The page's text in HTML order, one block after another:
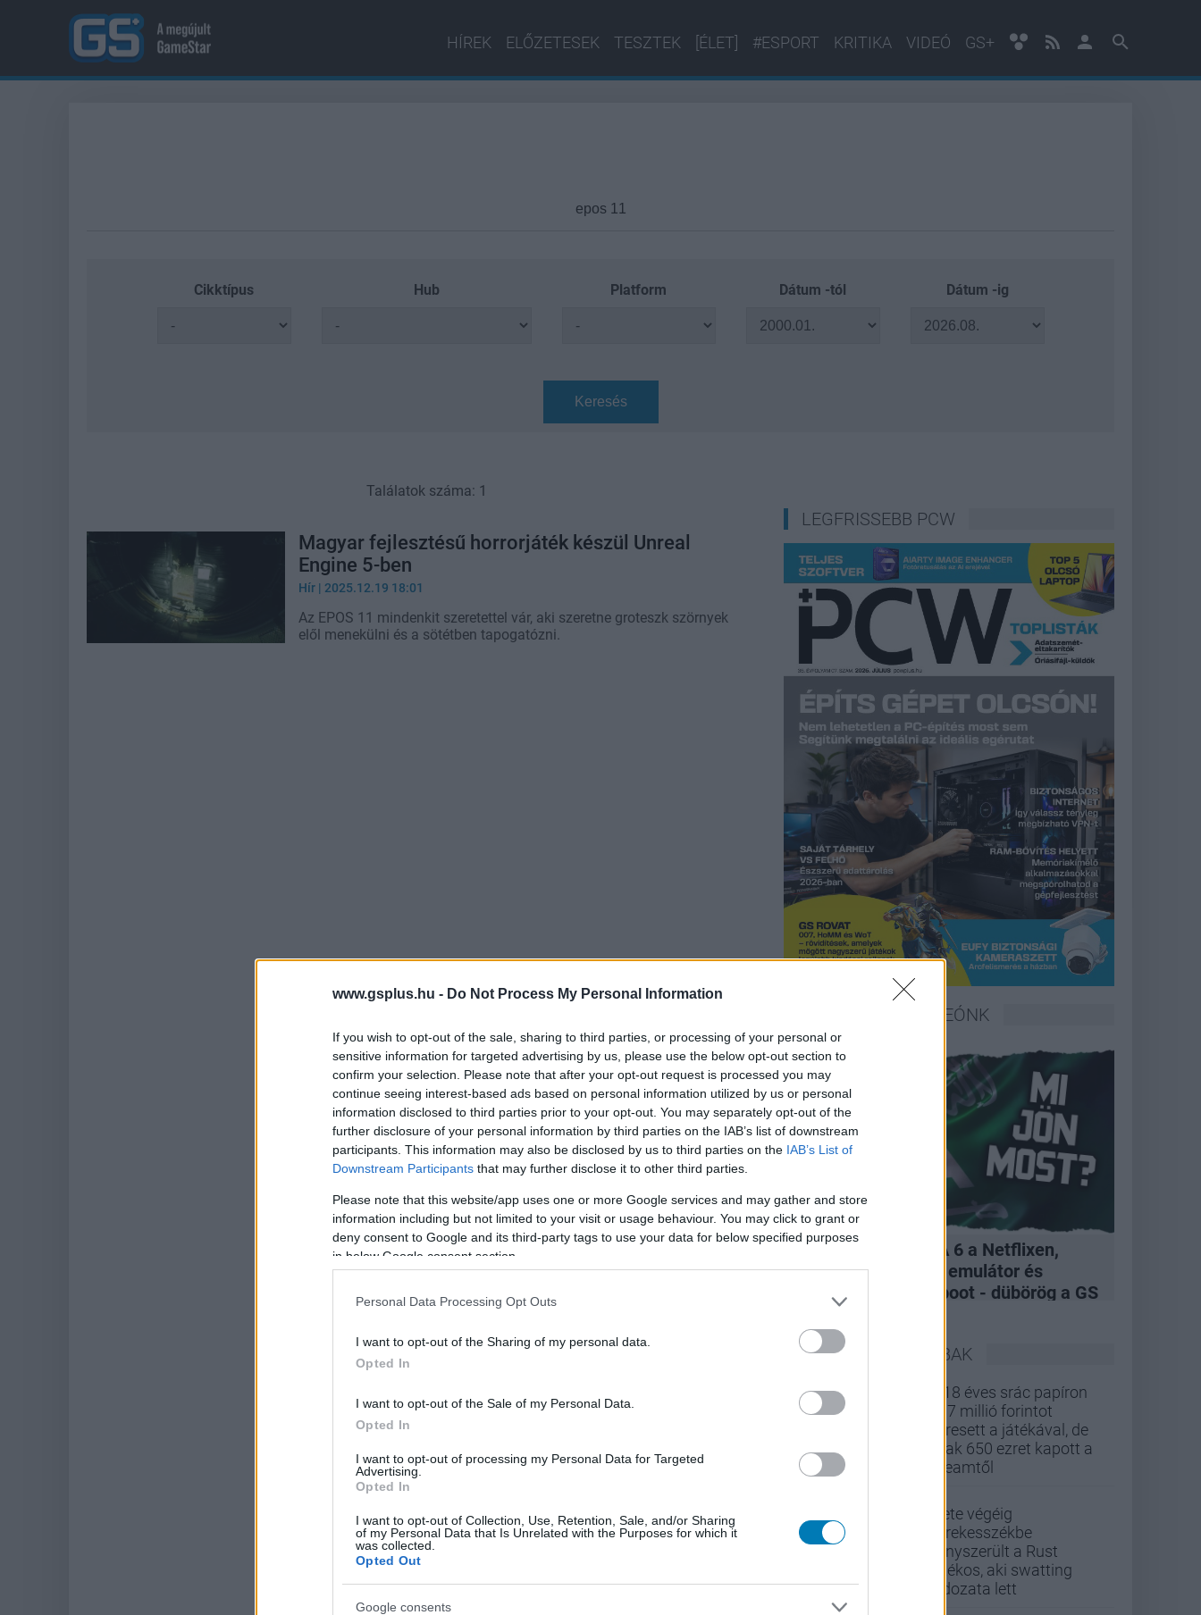
www.gsplus.hu - Do Not Process My Personal Information
If you wish to opt-out of the sale, sharing to third parties, or processing of your personal or
sensitive information for targeted advertising by us, please use the below opt-out section to
confirm your selection. Please note that after your opt-out request is processed you may
continue seeing interest-based ads based on personal information utilized by us or personal
information disclosed to third parties prior to your opt-out. You may separately opt-out of the
further disclosure of your personal information by third parties on the IAB’s list of downstream
participants. This information may also be disclosed by us to third parties on the IAB’s List of
Downstream Participants that may further disclose it to other third parties.
Please note that this website/app uses one or more Google services and may gather and store
information including but not limited to your visit or usage behaviour. You may click to grant or
deny consent to Google and its third-party tags to use your data for below specified purposes
in below Google consent section.
Personal Data Processing Opt Outs
I want to opt-out of the Sharing of my personal data.
Opted In
I want to opt-out of the Sale of my Personal Data.
Opted In
I want to opt-out of processing my Personal Data for Targeted
Advertising.
Opted In
I want to opt-out of Collection, Use, Retention, Sale, and/or Sharing
of my Personal Data that Is Unrelated with the Purposes for which it
was collected.
Opted Out
Google consents
HÍREK ELŐZETESEK TESZTEK [ÉLET] #ESPORT KRITIKA VIDEÓ GS+
Cikktípus Hub Platform Dátum -tól Dátum -ig
Keresés
Találatok száma: 1
Magyar fejlesztésű horrorjáték készül Unreal
Engine 5-ben
Hír | 2025.12.19 18:01
Az EPOS 11 mindenkit szeretettel vár, aki szeretne groteszk szörnyek
elől menekülni és a sötétben tapogatózni.
LEGFRISSEBB PCW
LEGFRISSEBB VIDEÓNK
EA felvásárlás, GTA 6 a Netflixen,
hivatalos Xbox 360 emulátor és
kukázott Penge reboot - dübörög a GS
LEGOLVASOTTABBAK
A 18 éves srác papíron
437 millió forintot
keresett a játékával, de
csak 650 ezret kapott a
Steamtől
Élete végéig
kerekesszékbe
kényszerült a Rust
játékos, aki swatting
áldozata lett